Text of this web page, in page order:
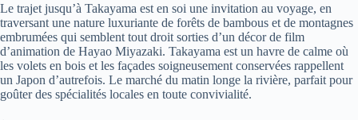
Le trajet jusqu’à Takayama est en soi une invitation au voyage, en
traversant une nature luxuriante de forêts de bambous et de montagnes
embrumées qui semblent tout droit sorties d’un décor de film
d’animation de Hayao Miyazaki. Takayama est un havre de calme où
les volets en bois et les façades soigneusement conservées rappellent
un Japon d’autrefois. Le marché du matin longe la rivière, parfait pour
goûter des spécialités locales en toute convivialité.